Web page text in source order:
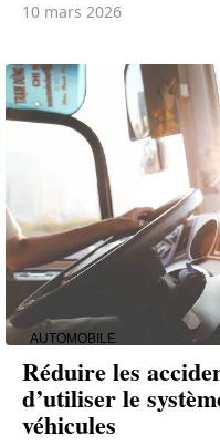
10 mars 2026
AUTOMOBILE
Réduire les
d’utiliser le
véhicules